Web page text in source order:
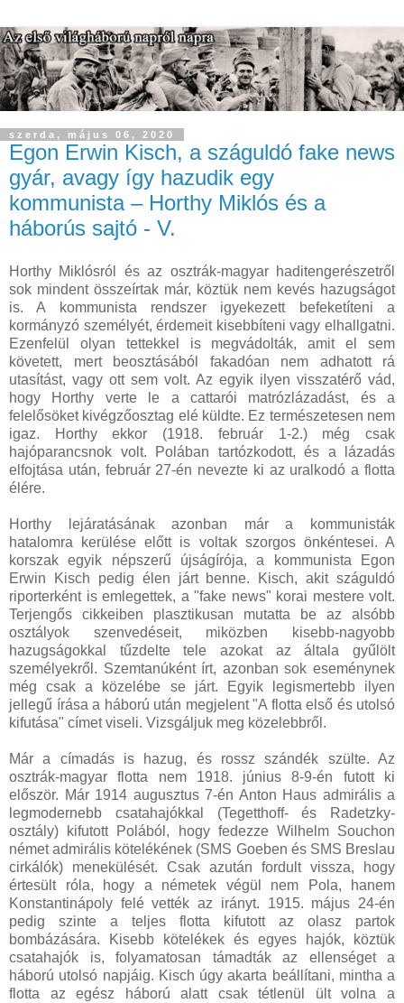
szerda, május 06, 2020
Egon Erwin Kisch, a száguldó fake news
gyár, avagy így hazudik egy
kommunista – Horthy Miklós és a
háborús sajtó - V.
Horthy Miklósról és az osztrák-magyar haditengerészetről
sok mindent összeírtak már, köztük nem kevés hazugságot
is. A kommunista rendszer igyekezett befeketíteni a
kormányzó személyét, érdemeit kisebbíteni vagy elhallgatni.
Ezenfelül olyan tettekkel is megvádolták, amit el sem
követett, mert beosztásából fakadóan nem adhatott rá
utasítást, vagy ott sem volt. Az egyik ilyen visszatérő vád,
hogy Horthy verte le a cattarói matrózlázadást, és a
felelősöket kivégzőosztag elé küldte. Ez természetesen nem
igaz. Horthy ekkor (1918. február 1-2.) még csak
hajóparancsnok volt. Polában tartózkodott, és a lázadás
elfojtása után, február 27-én nevezte ki az uralkodó a flotta
élére.
Horthy lejáratásának azonban már a kommunisták
hatalomra kerülése előtt is voltak szorgos önkéntesei. A
korszak egyik népszerű újságírója, a kommunista Egon
Erwin Kisch pedig élen járt benne. Kisch, akit száguldó
riporterként is emlegettek, a "fake news" korai mestere volt.
Terjengős cikkeiben plasztikusan mutatta be az alsóbb
osztályok szenvedéseit, miközben kisebb-nagyobb
hazugságokkal tűzdelte tele azokat az általa gyűlölt
személyekről. Szemtanúként írt, azonban sok eseménynek
még csak a közelébe se járt. Egyik legismertebb ilyen
jellegű írása a háború után megjelent "A flotta első és utolsó
kifutása" címet viseli. Vizsgáljuk meg közelebbről.
Már a címadás is hazug, és rossz szándék szülte. Az
osztrák-magyar flotta nem 1918. június 8-9-én futott ki
először. Már 1914 augusztus 7-én Anton Haus admirális a
legmodernebb csatahajókkal (Tegetthoff- és Radetzky-
osztály) kifutott Polából, hogy fedezze Wilhelm Souchon
német admirális kötelékének (SMS Goeben és SMS Breslau
cirkálók) menekülését. Csak azután fordult vissza, hogy
értesült róla, hogy a németek végül nem Pola, hanem
Konstantinápoly felé vették az irányt. 1915. május 24-én
pedig szinte a teljes flotta kifutott az olasz partok
bombázására. Kisebb kötelékek és egyes hajók, köztük
csatahajók is, folyamatosan támadták az ellenséget a
háború utolsó napjáig. Kisch úgy akarta beállítani, mintha a
flotta az egész háború alatt csak tétlenül ült volna a